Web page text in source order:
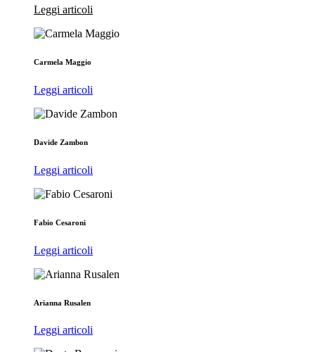
Leggi articoli
Carmela Maggio
Leggi articoli
Davide Zambon
Leggi articoli
Fabio Cesaroni
Leggi articoli
Arianna Rusalen
Leggi articoli